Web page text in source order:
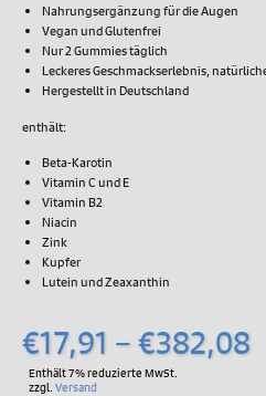
Nahrungsergänzung für die Augen
Vegan und Glutenfrei
Nur 2 Gummies täglich
Leckeres Geschmackserlebnis,
Hergestellt in Deutschland
enthält:
Beta-Karotin
Vitamin C und E
Vitamin B2
Niacin
Zink
Kupfer
Lutein und Zeaxanthin
€17,91 –€382,08
Enthält 7% reduzierte MwSt.
zzgl.Versand